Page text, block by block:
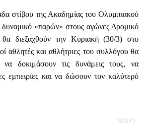
στίβου της Ακαδημίας του Ολυμπιακού
δυναμικό «παρών» στους αγώνες Δρομικό
διεξαχθούν την Κυριακή (30/3) στο
αθλητές και αθλήτριες του συλλόγου θα
να δοκιμάσουν τις δυνάμεις τους, να
εμπειρίες και να δώσουν τον καλύτερό
NEXT